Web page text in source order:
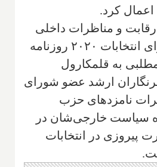
اعمال کرد.
و مناظرات داخلی
حزب دموکرات برای انتخابات ۲۰۲۰ روزنامه
به قلمکارول
ارشد عضو شورای
نامزدهای حزب
سیاست خارجی‌شان در
پیروزی در انتخابات